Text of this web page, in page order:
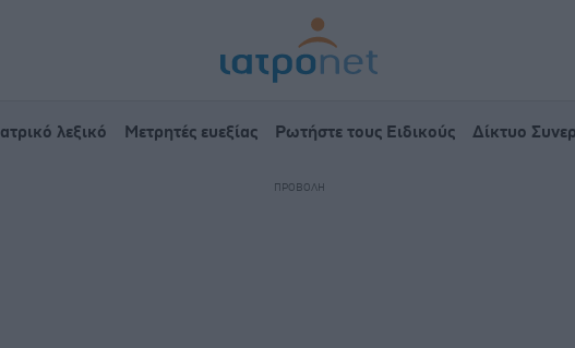
Ιατρικό λεξικό Μετρητές ευεξίας Ρωτήστε τους Ειδικούς Δίκτυο